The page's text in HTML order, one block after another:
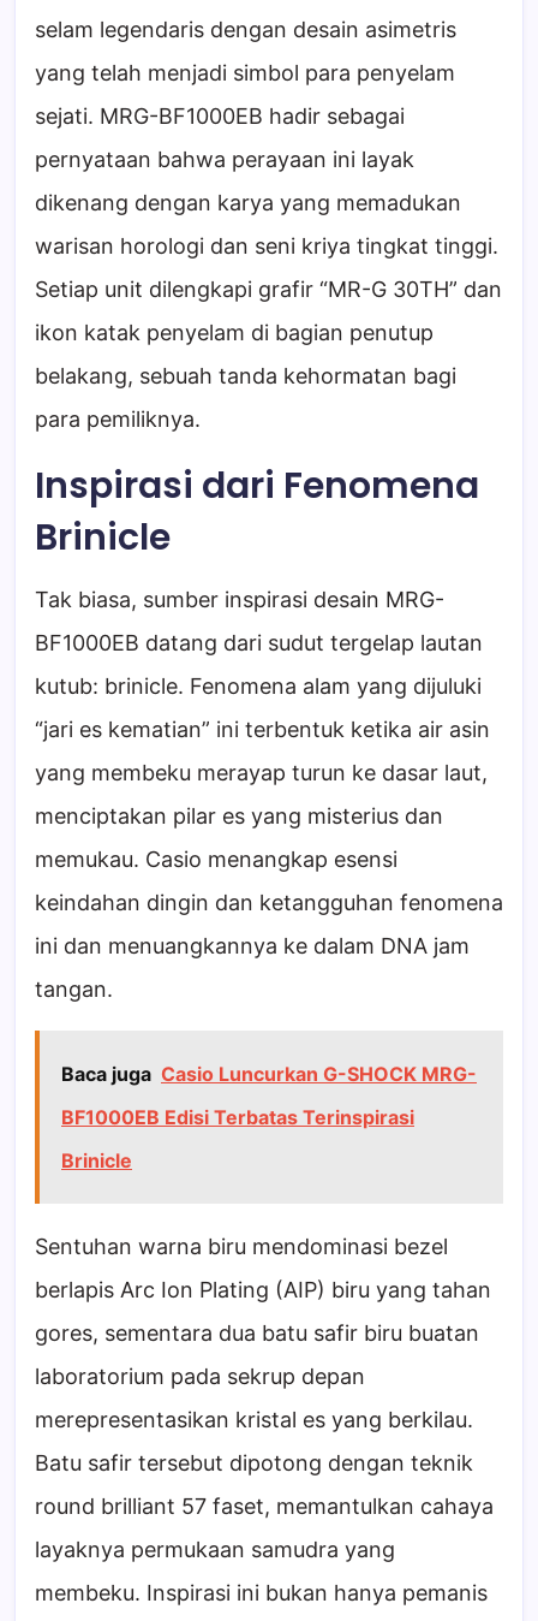
selam legendaris dengan desain asimetris
yang telah menjadi simbol para penyelam
sejati. MRG-BF1000EB hadir sebagai
pernyataan bahwa perayaan ini layak
dikenang dengan karya yang memadukan
warisan horologi dan seni kriya tingkat tinggi.
Setiap unit dilengkapi grafir “MR-G 30TH” dan
ikon katak penyelam di bagian penutup
belakang, sebuah tanda kehormatan bagi
para pemiliknya.
Inspirasi dari Fenomena
Brinicle
Tak biasa, sumber inspirasi desain MRG-
BF1000EB datang dari sudut tergelap lautan
kutub: brinicle. Fenomena alam yang dijuluki
“jari es kematian” ini terbentuk ketika air asin
yang membeku merayap turun ke dasar laut,
menciptakan pilar es yang misterius dan
memukau. Casio menangkap esensi
keindahan dingin dan ketangguhan fenomena
ini dan menuangkannya ke dalam DNA jam
tangan.
Baca juga Casio Luncurkan G-SHOCK MRG-
BF1000EB Edisi Terbatas Terinspirasi
Brinicle
Sentuhan warna biru mendominasi bezel
berlapis Arc Ion Plating (AIP) biru yang tahan
gores, sementara dua batu safir biru buatan
laboratorium pada sekrup depan
merepresentasikan kristal es yang berkilau.
Batu safir tersebut dipotong dengan teknik
round brilliant 57 faset, memantulkan cahaya
layaknya permukaan samudra yang
membeku. Inspirasi ini bukan hanya pemanis